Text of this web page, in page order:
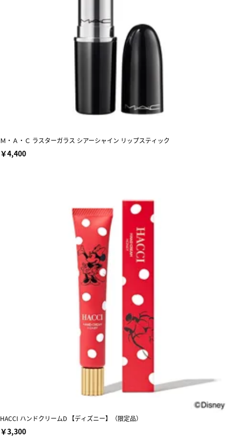
Ｍ・Ａ・Ｃ ラスターガラス シアーシャイン リップスティック
￥4,400
HACCI ハンドクリームD 【ディズニー】（限定品）
￥3,300